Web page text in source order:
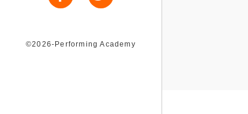
©2026-Performing Academy